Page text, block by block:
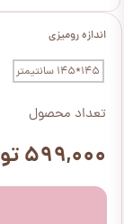
اندازه رومیزی
145*145 سانتیمتر
تعداد محصول
۵۹۹,۰۰۰ تومان